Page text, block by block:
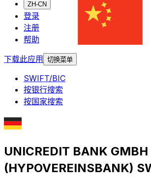
ZH-CN
登录
注册
帮助
下载此应用
切换菜单
SWIFT/BIC
按银行搜索
按国家搜索
UNICREDIT BANK GMBH
(HYPOVEREINSBANK)